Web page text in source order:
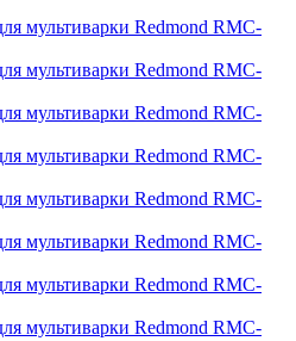
мультиварки Redmond RMC-
мультиварки Redmond RMC-
мультиварки Redmond RMC-
мультиварки Redmond RMC-
мультиварки Redmond RMC-
мультиварки Redmond RMC-
мультиварки Redmond RMC-
мультиварки Redmond RMC-